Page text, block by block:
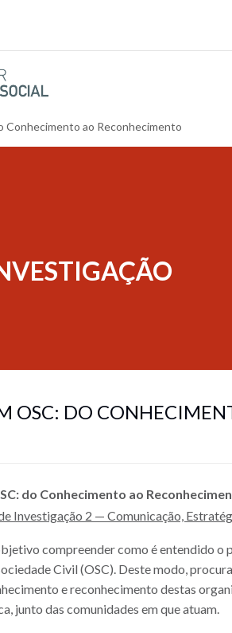
Conhecimento ao Reconhecimento
OSC: DO
do Conhecimento ao
Investigação 2 — Comunicação,
compreender como é entendido o
Civil (OSC). Deste modo,
e reconhecimento destas
junto das comunidades em que atuam.